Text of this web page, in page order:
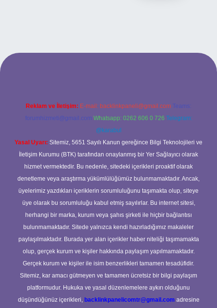
giriş
Reklam ve İletişim: E-mail: backlinkpaneli@gmail.com Teams:
forumhizmeti@gmail.com Whatsapp: 0262 606 0 726 Telegram:
@karabul
Yasal Uyarı: Sitemiz, 5651 Sayılı Kanun gereğince Bilgi Teknolojileri ve
İletişim Kurumu (BTK) tarafından onaylanmış bir Yer Sağlayıcı olarak
hizmet vermektedir. Bu nedenle, sitedeki içerikleri proaktif olarak
denetleme veya araştırma yükümlülüğümüz bulunmamaktadır. Ancak,
üyelerimiz yazdıkları içeriklerin sorumluluğunu taşımakta olup, siteye
üye olarak bu sorumluluğu kabul etmiş sayılırlar. Bu internet sitesi,
herhangi bir marka, kurum veya şahıs şirketi ile hiçbir bağlantısı
bulunmamaktadır. Sitede yalnızca kendi hazırladığımız makaleler
paylaşılmaktadır. Burada yer alan içerikler haber niteliği taşımamakta
olup, gerçek kurum ve kişiler hakkında paylaşım yapılmamaktadır.
Gerçek kurum ve kişiler ile isim benzerlikleri tamamen tesadüfidir.
Sitemiz, kar amacı gütmeyen ve tamamen ücretsiz bir bilgi paylaşım
platformudur. Hukuka ve yasal düzenlemelere aykırı olduğunu
düşündüğünüz içerikleri, backlinkpanelicomtr@gmail.com adresine